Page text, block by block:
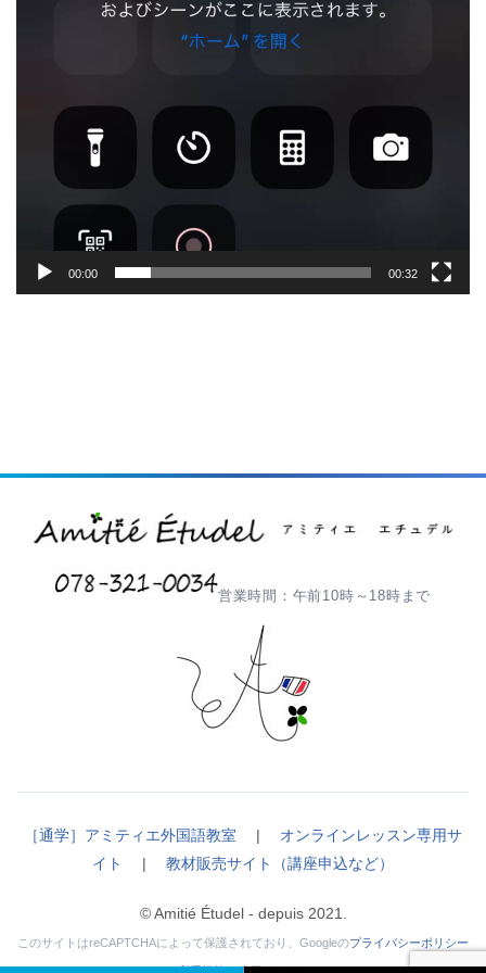
00:00 00:32
営業時間：午前10時～18時まで
［通学］アミティエ外国語教室 | オンラインレッスン専用サ
イト
| 教材販売サイト（講座申込など）
© Amitié Étudel - depuis 2021.
このサイトはreCAPTCHAによって保護されており、Googleのプライバシーポリシー